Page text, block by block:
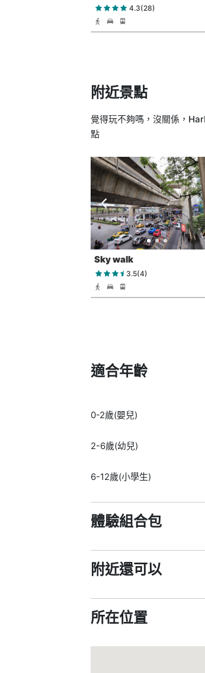
4.3(28)
附近景點
覺得玩不夠嗎，沒關係，
點
Sky walk
3.5(4)
適合年齡
0-2歲(嬰兒)
2-6歲(幼兒)
6-12歲(小學生)
體驗組合包
附近還可以
所在位置